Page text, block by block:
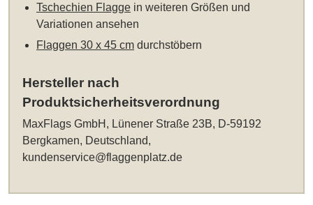
Tschechien Flagge in weiteren Größen und
Variationen ansehen
Flaggen 30 x 45 cm durchstöbern
Hersteller nach
Produktsicherheitsverordnung
MaxFlags GmbH, Lünener Straße 23B, D-59192
Bergkamen, Deutschland,
kundenservice@flaggenplatz.de